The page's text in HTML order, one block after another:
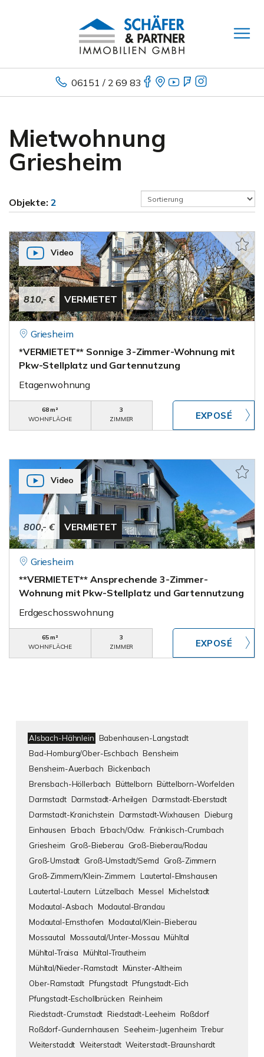
06151 / 2 69 83
Mietwohnung
Griesheim
Objekte: 2
810,- € VERMIETET
Video
Griesheim
*VERMIETET** Sonnige 3-Zimmer-Wohnung mit
Pkw-Stellplatz und Gartennutzung
Etagenwohnung
68 m²
WOHNFLÄCHE
3
ZIMMER
800,- € VERMIETET
Video
Griesheim
**VERMIETET** Ansprechende 3-Zimmer-
Wohnung mit Pkw-Stellplatz und Gartennutzung
Erdgeschosswohnung
65 m²
WOHNFLÄCHE
3
ZIMMER
Alsbach-Hähnlein Babenhausen-Langstadt
Bad-Homburg/Ober-Eschbach Bensheim
Bensheim-Auerbach Bickenbach
Brensbach-Höllerbach Büttelborn Büttelborn-Worfelden
Darmstadt Darmstadt-Arheilgen Darmstadt-Eberstadt
Darmstadt-Kranichstein Darmstadt-Wixhausen Dieburg
Einhausen Erbach Erbach/Odw.
Fränkisch-Crumbach
Griesheim
Groß-Bieberau
Groß-Bieberau/Rodau
Groß-Umstadt Groß-Umstadt/Semd
Groß-Zimmern
Groß-Zimmern/Klein-Zimmern Lautertal-Elmshausen
Lautertal-Lautern Lützelbach Messel Michelstadt
Modautal-Asbach Modautal-Brandau
Modautal-Ernsthofen Modautal/Klein-Bieberau
Mossautal Mossautal/Unter-Mossau Mühltal
Mühltal-Traisa Mühltal-Trautheim
Mühltal/Nieder-Ramstadt Münster-Altheim
Ober-Ramstadt Pfungstadt Pfungstadt-Eich
Pfungstadt-Eschollbrücken Reinheim
Riedstadt-Crumstadt Riedstadt-Leeheim Roßdorf
Roßdorf-Gundernhausen Seeheim-Jugenheim Trebur
Weiterstaddt Weiterstadt Weiterstadt-Braunshardt